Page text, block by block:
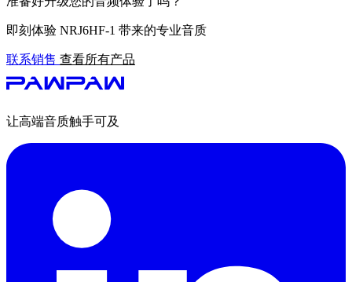
即刻体验 NRJ6HF-1 带来的专业音质
联系销售 查看所有产品
让高端音质触手可及